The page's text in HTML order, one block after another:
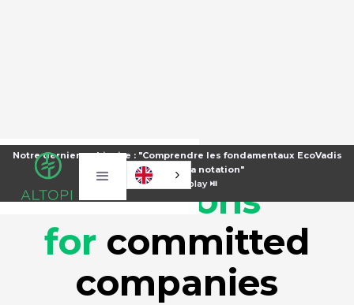
Notre dernier webinaire : "Comprendre les fondamentaux EcoVadis
pour améliorer sa notation"
⏯️Voir le replay ⏯️
Sustainable
solutions
‍for committed
companies‍